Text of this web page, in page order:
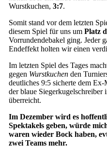
Wurstkuchen, 3:7.
Somit stand vor dem letzten
diesem Spiel für uns um Platz
Vorrundendebakel ging. Jeder
Endeffekt holten wir einen
Im letzten Spiel des Tages
gegen Wurstkuchenden
deutliches 9:5 sicherte dem
der blaue
überreicht.
Im Dezember wird es
Spektakels geben, würde
waren wieder Bock haben,
zwei Teams mehr.